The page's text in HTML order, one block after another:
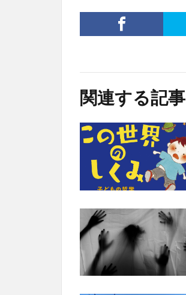
関連する記事